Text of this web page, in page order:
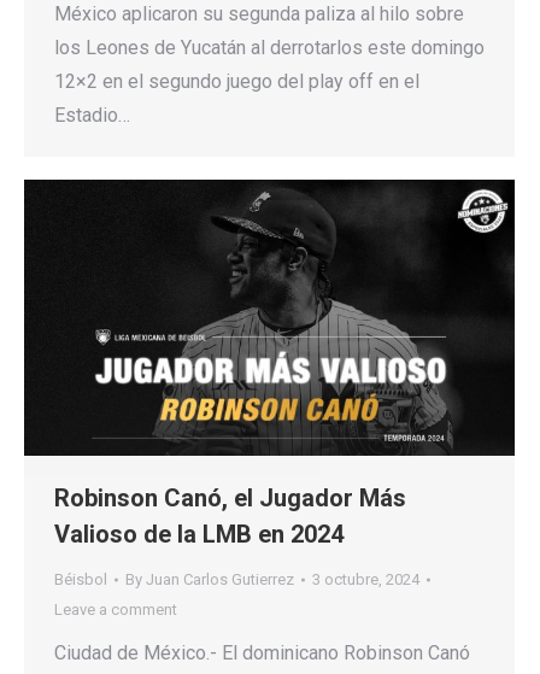
México aplicaron su segunda paliza al hilo sobre
los Leones de Yucatán al derrotarlos este domingo
12×2 en el segundo juego del play off en el
Estadio…
Robinson Canó, el Jugador Más
Valioso de la LMB en 2024
Béisbol By Juan Carlos Gutierrez
3 octubre, 2024
Leave a comment
Ciudad de México.- El dominicano Robinson Canó